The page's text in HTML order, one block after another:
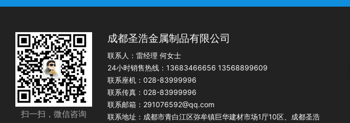
扫一扫，微信咨询
成都圣浩金属制品有限公司
联系人：雷经理 何女士
24小时销售热线：13683466656 13568899609
联系座机：028-83999996
联系传真：028-83999996
联系邮箱：291076592@qq.com
联系地址：成都市青白江区弥牟镇巨华建材市场1厅10区、成都圣浩